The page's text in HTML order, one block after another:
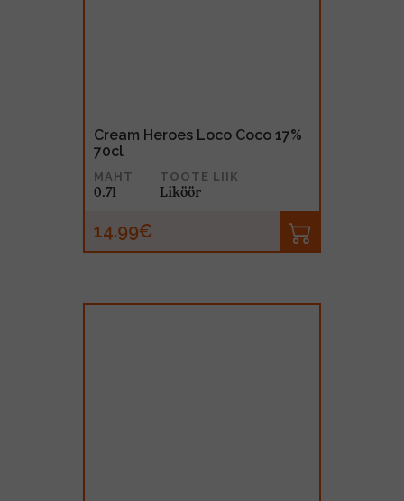
Cream Heroes Loco Coco 17%
70cl
MAHT
0.7l
TOOTE LIIK
Liköör
14.99€